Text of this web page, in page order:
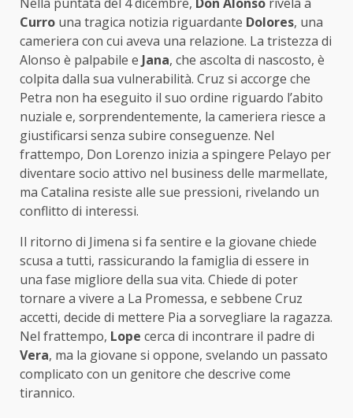
Curro una tragica notizia riguardante Dolores, una
cameriera con cui aveva una relazione. La tristezza di
Alonso è palpabile e Jana, che ascolta di nascosto, è
colpita dalla sua vulnerabilità. Cruz si accorge che
Petra non ha eseguito il suo ordine riguardo l’abito
nuziale e, sorprendentemente, la cameriera riesce a
giustificarsi senza subire conseguenze. Nel
frattempo, Don Lorenzo inizia a spingere Pelayo per
diventare socio attivo nel business delle marmellate,
ma Catalina resiste alle sue pressioni, rivelando un
conflitto di interessi.
Il ritorno di Jimena si fa sentire e la giovane chiede
scusa a tutti, rassicurando la famiglia di essere in
una fase migliore della sua vita. Chiede di poter
tornare a vivere a La Promessa, e sebbene Cruz
accetti, decide di mettere Pia a sorvegliare la ragazza.
Nel frattempo, Lope cerca di incontrare il padre di
Vera, ma la giovane si oppone, svelando un passato
complicato con un genitore che descrive come
tirannico.